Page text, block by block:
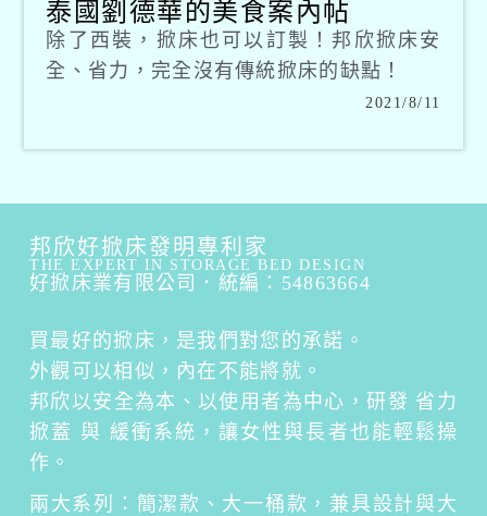
泰國劉德華的美食案內帖
除了西裝，掀床也可以訂製！邦欣掀床安
全、省力，完全沒有傳統掀床的缺點！
2021/8/11
邦欣好掀床發明專利家
THE EXPERT IN STORAGE BED DESIGN
好掀床業有限公司．統編：54863664
買最好的掀床，是我們對您的承諾。
外觀可以相似，內在不能將就。
邦欣以安全為本、以使用者為中心，研發 省力
掀蓋 與 緩衝系統，讓女性與長者也能輕鬆操
作。
兩大系列：簡潔款、大一桶款，兼具設計與大